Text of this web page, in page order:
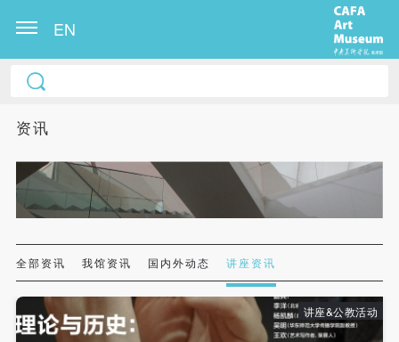
EN
资讯
全部资讯 我馆资讯 国内外动态 讲座资讯
讲座&公教活动
中央美术学院美术馆出版授权协议书
称“CAFAM”），愿意将本人参与中央美术学院美术馆
动）的涉及本人的图像、照片、文字、著作、活动成
果（如参与工作坊创作的作品）提交中央美术学院用
它数字媒体形式公开出版，并同意编入《中国知识资
源总库》《中央美术学院资料库》《中央美术学院美
术馆资料库》等相关资料、文献、档案机构和平台，
在中央美术学院中使用和在互联网上传播，同意按相
中央美术学院美术馆出版授权协议书
称“CAFAM”），愿意将本人参与中央美术学院美术馆
动）的涉及本人的图像、照片、文字、著作、活动成
果（如参与工作坊创作的作品）提交中央美术学院用
它数字媒体形式公开出版，并同意编入《中国知识资
源总库》《中央美术学院资料库》《中央美术学院美
术馆资料库》等相关资料、文献、档案机构和平台，
在中央美术学院中使用和在互联网上传播，同意按相
中央美术学院美术馆出版授权协议书
称“CAFAM”），愿意将本人参与中央美术学院美术馆
动）的涉及本人的图像、照片、文字、著作、活动成
果（如参与工作坊创作的作品）提交中央美术学院用
它数字媒体形式公开出版，并同意编入《中国知识资
源总库》《中央美术学院资料库》《中央美术学院美
术馆资料库》等相关资料、文献、档案机构和平台，
在中央美术学院中使用和在互联网上传播，同意按相